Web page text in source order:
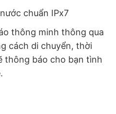
chuẩn IPx7
thông minh thông qua
cách di chuyển, thời
thông báo cho bạn tình